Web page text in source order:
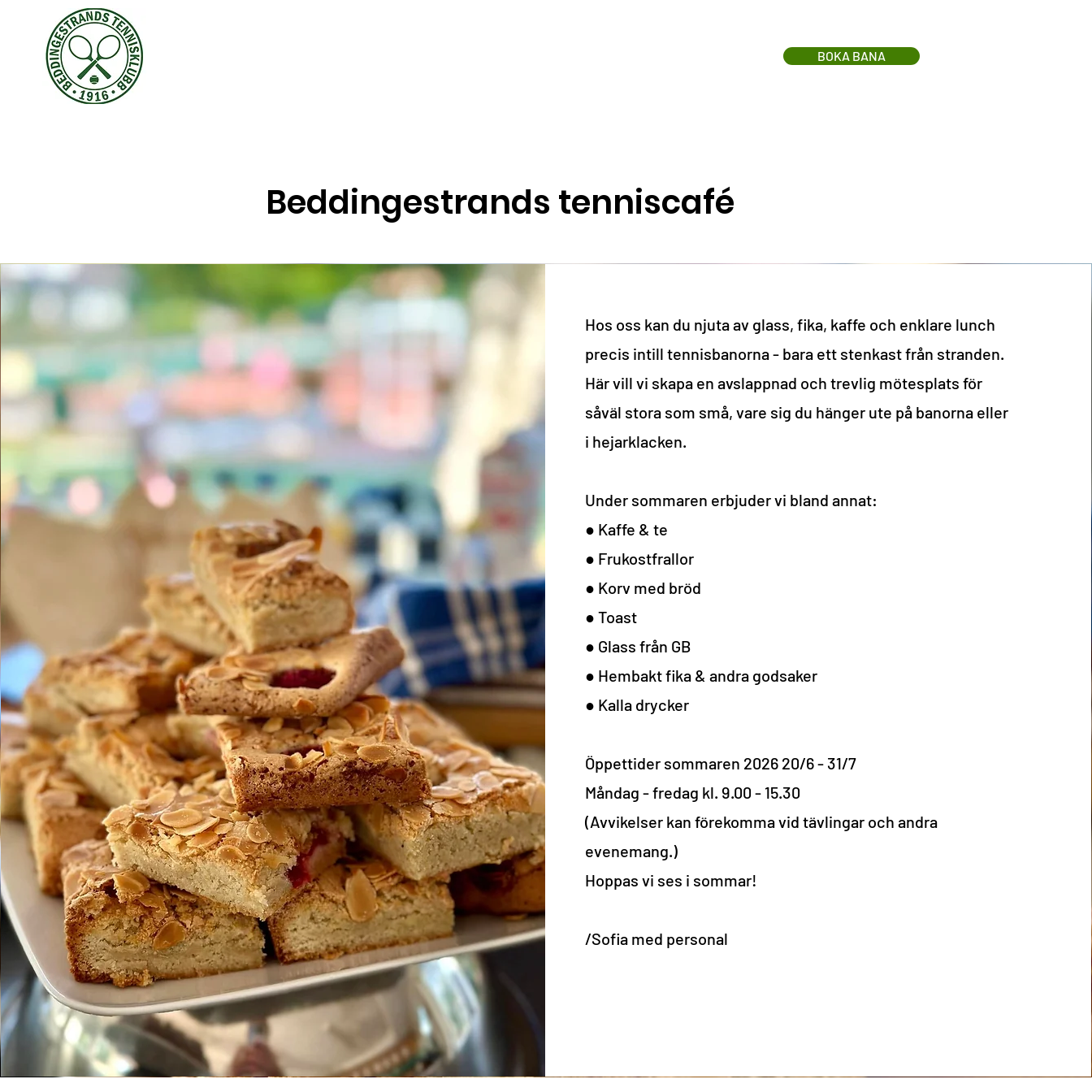
BOKA BANA
Beddingestrands tenniscafé
Mission
Hos oss kan du njuta av glass, fika, kaffe och enklare lunch
precis intill tennisbanorna - bara ett stenkast från stranden.
Här vill vi skapa en avslappnad och trevlig mötesplats för
såväl stora som små, vare sig du hänger ute på banorna eller
i hejarklacken.
Under sommaren erbjuder vi bland annat:
● Kaffe & te
● Frukostfrallor
● Korv med bröd
● Toast
● Glass från GB
● Hembakt fika & andra godsaker
● Kalla drycker
Öppettider sommaren 2026 20/6 - 31/7
Måndag - fredag kl. 9.00 - 15.30
(Avvikelser kan förekomma vid tävlingar och andra
evenemang.)
Hoppas vi ses i sommar!
/Sofia med personal